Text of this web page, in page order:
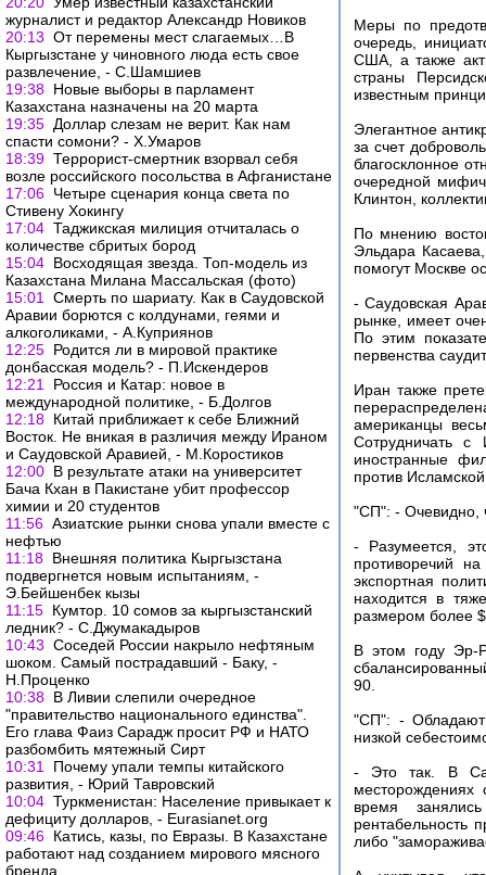
журналист и редактор Александр Новиков
20:13 От перемены мест слагаемых…В
Кыргызстане у чиновного люда есть свое
развлечение, - С.Шамшиев
19:38 Новые выборы в парламент
Казахстана назначены на 20 марта
19:35 Доллар слезам не верит. Как нам
спасти сомони? - Х.Умаров
18:39 Террорист-смертник взорвал себя
возле российского посольства в Афганистане
17:06 Четыре сценария конца света по
Стивену Хокингу
17:04 Таджикская милиция отчиталась о
количестве сбритых бород
15:04 Восходящая звезда. Топ-модель из
Казахстана Милана Массальская (фото)
15:01
Смерть по шариату. Как в Саудовской
Аравии борются с колдунами, геями и
алкоголиками, - А.Куприянов
12:25 Родится ли в мировой практике
донбасская модель? - П.Искендеров
12:21
Россия и Катар: новое в
международной политике, - Б.Долгов
12:18 Китай приближает к себе Ближний
Восток. Не вникая в различия между Ираном
и Саудовской Аравией, - М.Коростиков
12:00 В результате атаки на университет
Бача Кхан в Пакистане убит профессор
химии и 20 студентов
11:56 Азиатские рынки снова упали вместе с
нефтью
11:18 Внешняя политика Кыргызстана
подвергнется новым испытаниям, -
Э.Бейшенбек кызы
11:15 Кумтор. 10 сомов за кыргызстанский
ледник? - С.Джумакадыров
10:43 Соседей России накрыло нефтяным
шоком. Самый пострадавший - Баку, -
Н.Проценко
10:38 В Ливии слепили очередное
"правительство национального единства".
Его глава Фаиз Сарадж просит РФ и НАТО
разбомбить мятежный Сирт
10:31
Почему упали темпы китайского
развития, - Юрий Тавровский
10:04 Туркменистан: Население привыкает к
дефициту долларов, - Еurasianet.org
09:46 Катись, казы, по Евразы. В Казахстане
работают над созданием мирового мясного
бренда
Меры по
очередь,
США, а также
страны
известным
Элегантное
за счет
благосклонное
очередной
Клинтон,
По мнению
Эльдара
помогут Москве
- Саудовская
рынке, имеет
По этим
первенства
Иран также
американцы
Сотрудничать
иностранные
против
"СП": - Очевидно,
- Разумеется,
противоречий
экспортная
находится в
размером более
В этом году Эр-
90.
"СП": - Обладают
низкой
- Это так. В
месторождениях
время
рентабельность
либо